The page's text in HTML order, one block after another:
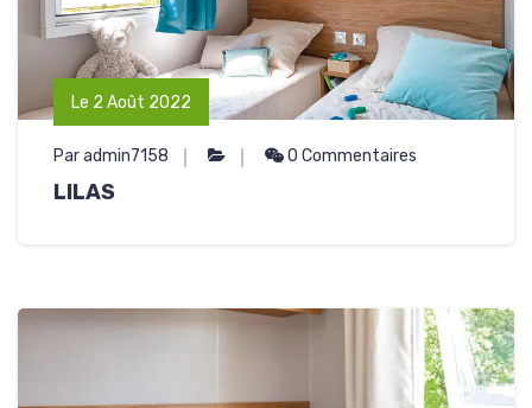
Le 2 Août 2022
Par admin7158 0 Commentaires
LILAS